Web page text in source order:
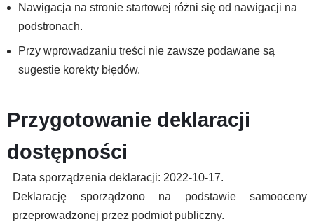
Nawigacja na stronie startowej różni się od nawigacji na
podstronach.
Przy wprowadzaniu treści nie zawsze podawane są
sugestie korekty błędów.
Przygotowanie deklaracji
dostępności
Data sporządzenia deklaracji: 2022-10-17.
Deklarację sporządzono na podstawie samooceny
przeprowadzonej przez podmiot publiczny.